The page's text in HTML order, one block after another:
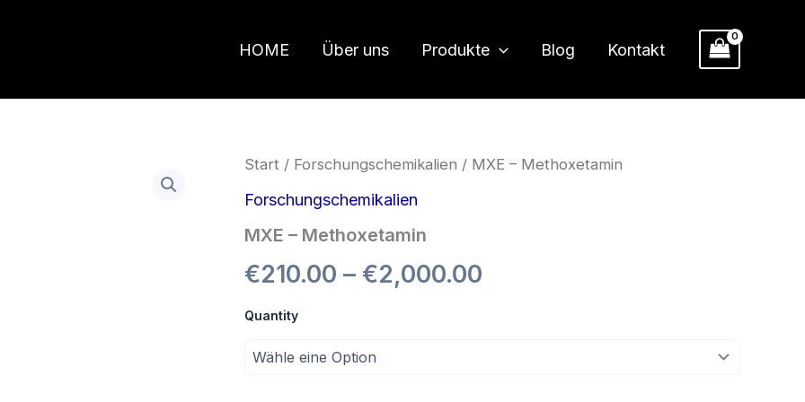
HOME Über uns Produkte Blog Kontakt
Start / Forschungschemikalien / MXE – Methoxetamin
Forschungschemikalien
MXE – Methoxetamin
€210.00 – €2,000.00
Preisspanne:
Quantity
MXE
Methoxetamin